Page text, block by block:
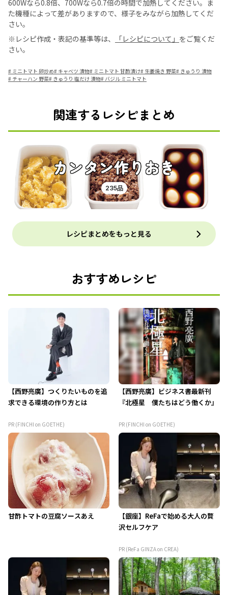
600Wなら0.8倍、700Wなら0.7倍の時間で加熱してください。ま
た機種によって差がありますので、様子をみながら加熱してくだ
さい。
※レシピ作成・表記の基準等は、
「レシピについて」 をご覧くだ
さい。
# ミニトマト 卵炒め# キャベツ 漬物# ミニトマト 甘酢漬け# 生姜焼き 野菜# きゅうり 漬物
# チャーハン 野菜# きゅうり 塩だけ 漬物# バジル ミニトマト
関連するレシピまとめ
カンタン作りおき
235品
レシピまとめをもっと見る
おすすめレシピ
【西野亮廣】つくりたいものを追
求できる環境の作り方とは
PR (FINCHI on GOETHE)
【西野亮廣】ビジネス書最新刊
『北極星 僕たちはどう働くか』
PR (FINCHI on GOETHE)
甘酢トマトの豆腐ソースあえ
【銀座】ReFaで始める大人の贅
沢セルフケア
PR (ReFa GINZA on CREA)